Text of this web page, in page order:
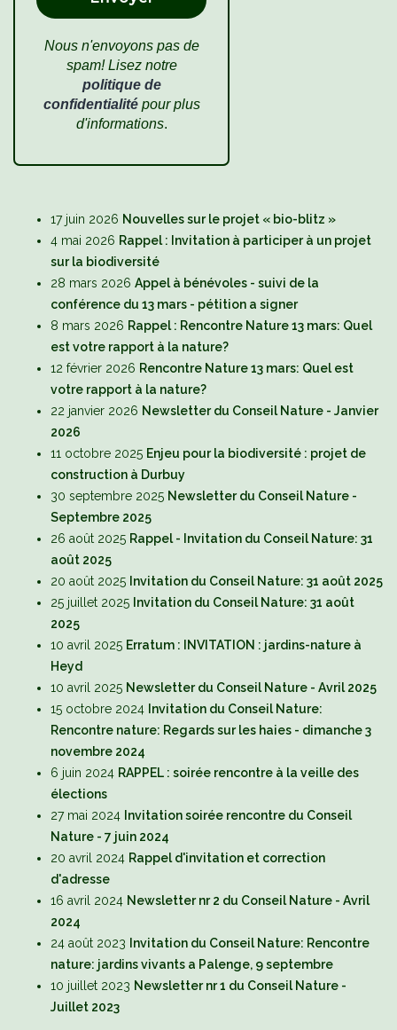
Nous n'envoyons pas de
spam! Lisez notre
politique de
confidentialitépour plus
d'informations.
17 juin 2026 Nouvelles sur le projet « bio-blitz »
4 mai 2026 Rappel : Invitation à participer à un projet
sur la biodiversité
28 mars 2026 Appel à bénévoles - suivi de la
conférence du 13 mars - pétition a signer
8 mars 2026 Rappel : Rencontre Nature 13 mars: Quel
est votre rapport à la nature?
12 février 2026 Rencontre Nature 13 mars: Quel est
votre rapport à la nature?
22 janvier 2026 Newsletter du Conseil Nature - Janvier
2026
11 octobre 2025 Enjeu pour la biodiversité : projet de
construction à Durbuy
30 septembre 2025 Newsletter du Conseil Nature -
Septembre 2025
26 août 2025 Rappel - Invitation du Conseil Nature: 31
août 2025
20 août 2025 Invitation du Conseil Nature: 31 août 2025
25 juillet 2025 Invitation du Conseil Nature: 31 août
2025
10 avril 2025 Erratum : INVITATION : jardins-nature à
Heyd
10 avril 2025 Newsletter du Conseil Nature - Avril 2025
15 octobre 2024 Invitation du Conseil Nature:
Rencontre nature: Regards sur les haies - dimanche 3
novembre 2024
6 juin 2024 RAPPEL : soirée rencontre à la veille des
élections
27 mai 2024 Invitation soirée rencontre du Conseil
Nature - 7 juin 2024
20 avril 2024 Rappel d'invitation et correction
d'adresse
16 avril 2024 Newsletter nr 2 du Conseil Nature - Avril
2024
24 août 2023
Invitation du Conseil Nature: Rencontre
nature: jardins vivants a Palenge, 9 septembre
10 juillet 2023 Newsletter nr 1 du Conseil Nature -
Juillet 2023